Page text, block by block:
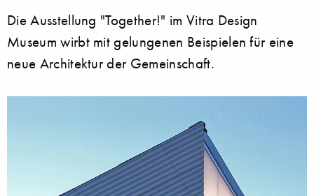
Die Ausstellung "Together!" im Vitra Design
Museum wirbt mit gelungenen Beispielen für eine
neue Architektur der Gemeinschaft.